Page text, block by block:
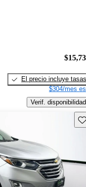
El precio incluye tasas
$304/mes
Verif. disponibilidad